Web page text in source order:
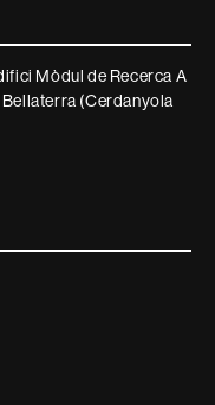
Mòdul de Recerca A
Bellaterra (Cerdanyola